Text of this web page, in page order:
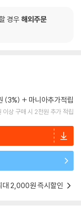
경우 해외주문
(3%) 마니아추가적립
이상 구매 시 2천원 추가 적립
대 2,000원 즉시할인